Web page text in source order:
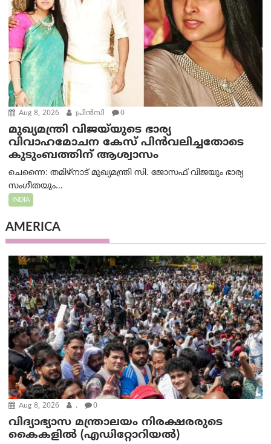
Aug 8, 2026 പ്രിന്‍സി 0
മുഖ്യമന്ത്രി വിജയ്‌യുടെ ഭാര്യ
വിവാഹമോചന കേസ് പിൻവലിച്ചതോടെ
കുടുംബത്തിന് ആശ്വാസം
ചെന്നൈ: തമിഴ്‌നാട് മുഖ്യമന്ത്രി സി. ജോസഫ് വിജയും ഭാര്യ
സംഗീതയും...
INDIA
AMERICA
Aug 8, 2026 . 0
വിദ്യാഭ്യാസ മന്ത്രാലയം നിരക്ഷരരുടെ
കൈകളിൽ (എഡിറ്റോറിയല്‍)